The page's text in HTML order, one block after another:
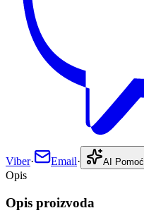
Viber· Email· AI Pomoć
Opis
Opis proizvoda